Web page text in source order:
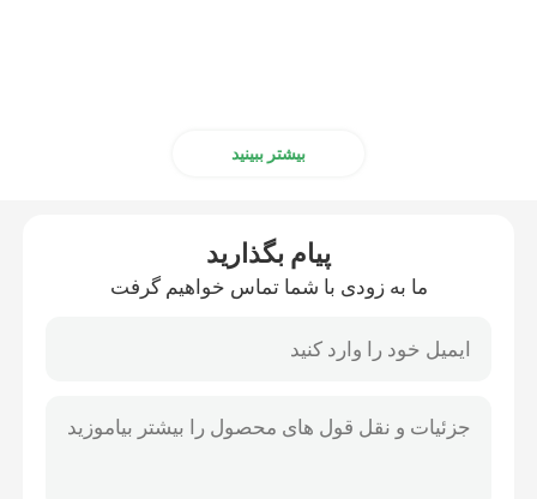
بیشتر ببینید
پیام بگذارید
ما به زودی با شما تماس خواهیم گرفت